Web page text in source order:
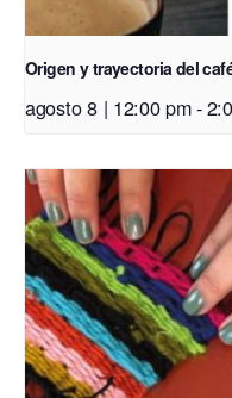
Origen y trayectoria del
agosto 8 | 12:00 pm-